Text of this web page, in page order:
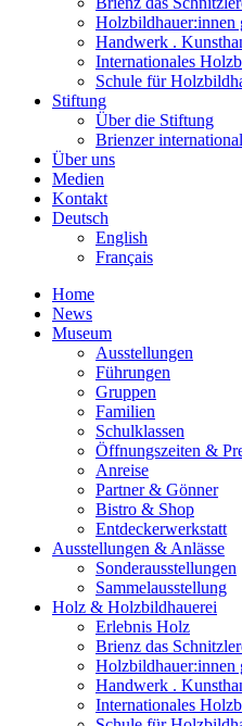
Holzbildhauer:innen
Handwerk .
Internationales
Schule für
Stiftung
Über die Stiftung
Brienzer international
Über uns
Medien
Kontakt
Deutsch
English
Français
Home
News
Museum
Ausstellungen
Führungen
Gruppen
Familien
Schulklassen
Öffnungszeiten &
Anreise
Partner & Gönner
Bistro & Shop
Entdeckerwerkstatt
Ausstellungen & Anlässe
Sonderausstellungen
Sammelausstellung
Holz & Holzbildhauerei
Erlebnis Holz
Brienz das
Holzbildhauer:innen
Handwerk .
Internationales